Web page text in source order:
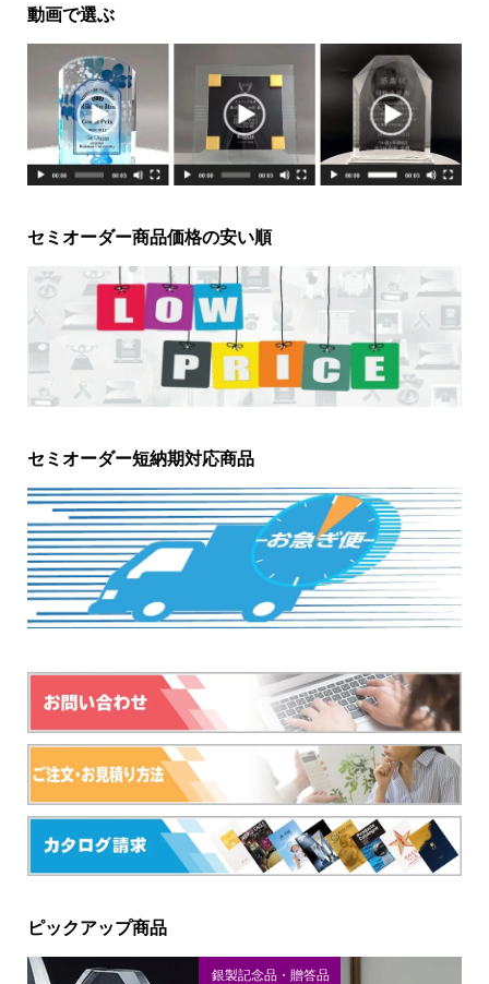
動画で選ぶ
セミオーダー商品価格の安い順
セミオーダー短納期対応商品
ピックアップ商品
銀製記念品・贈答品